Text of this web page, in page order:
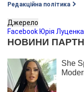
Редакційна політика
Джерело
Facebook Юрія Луценка